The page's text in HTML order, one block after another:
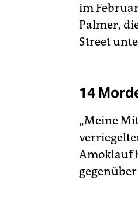
im
Palmer,
Street
14
„Meine
Amoklauf